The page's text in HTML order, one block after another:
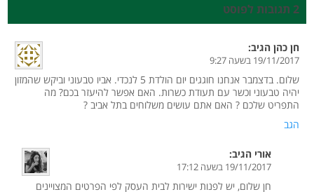
2 תגובות לפוסט
חן כהן הגיב:
19/11/2017 בשעה 9:27
שלום. בדצמבר אנחנו חוגגים יום הולדת 5 לנכדי. אביו טבעוני וביקש שהמזון
יהיה טבעוני וכשר עם תעודת כשרות. האם אפשר להיעזר בכם? מה
התפריט שלכם ? האם אתם עושים משלוחים בתל אביב ?
הגב
אורי הגיב:
19/11/2017 בשעה 17:12
חן שלום, יש לפנות ישירות לבית העסק לפי הפרטים המצויינים